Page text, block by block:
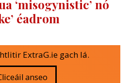
‘misogynistic’ nó
éadrom
ExtraG.ie gach lá.
anseo